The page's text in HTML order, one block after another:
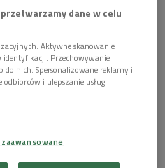
Polskiego Radia . Jedna z
polskich instytucji
NOSPR
siedzib instytucji
kulturą wysoką?
dane w celu
Aktywne skanowanie
identyfikacji. Przechowywanie
nich. Spersonalizowane reklamy i
i ulepszanie usług.